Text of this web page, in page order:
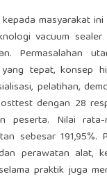
masyarakat
vacuum
Permasalahan
tepat, konsep
pelatihan,
dengan 28
peserta. Nilai
sebesar
perawatan alat,
praktik juga